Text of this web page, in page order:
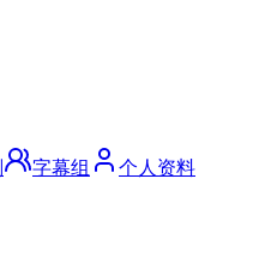
字幕组 个人资料